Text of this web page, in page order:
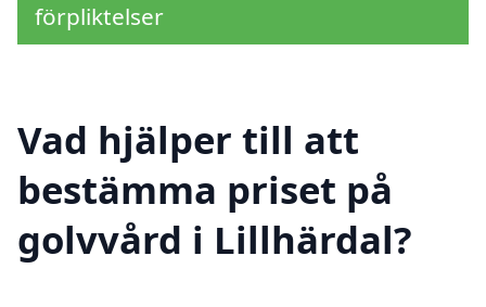
förpliktelser
Vad hjälper till att
bestämma priset på
golvvård i Lillhärdal?